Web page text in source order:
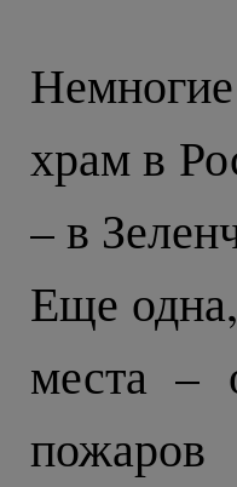
храм в
– в
Еще одна,
места –
пожаров